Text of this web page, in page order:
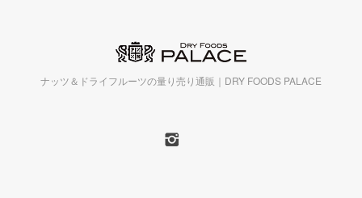
ナッツ＆ドライフルーツの量り売り通販｜DRY FOODS PALACE